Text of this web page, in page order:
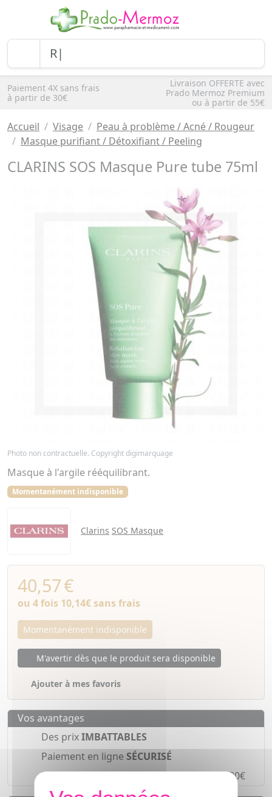
Paiement 4X sans frais
à partir de 30€
Livraison OFFERTE avec
Prado Mermoz Premium
ou à partir de 55€
Accueil Visage
Peau à problème / Acné / Rougeur
Masque purifiant / Détoxifiant / Peeling
CLARINS SOS Masque Pure tube 75ml
Photo non contractuelle. Copyright digimarquage
Masque à l'argile rééquilibrant.
Momentanément indisponible
Clarins SOS Masque
40,57€
ou 4 fois 10,14€ sans frais
Momentanément indisponible
M'avertir dès que le produit sera disponible
Ajouter à mes favoris
Vos avantages
Des prixIMBATTABLES
Paiement en ligne SÉCURISÉ
Paiement en4 fois sans fraisà partir de 30€